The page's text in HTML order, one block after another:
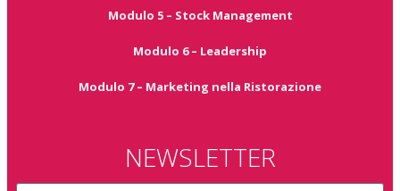
Modulo 5 – Stock Management
Modulo 6 – Leadership
Modulo 7 – Marketing nella Ristorazione
NEWSLETTER